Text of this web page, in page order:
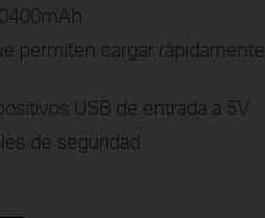
permiten cargar
USB de entrada a 5V
de seguridad